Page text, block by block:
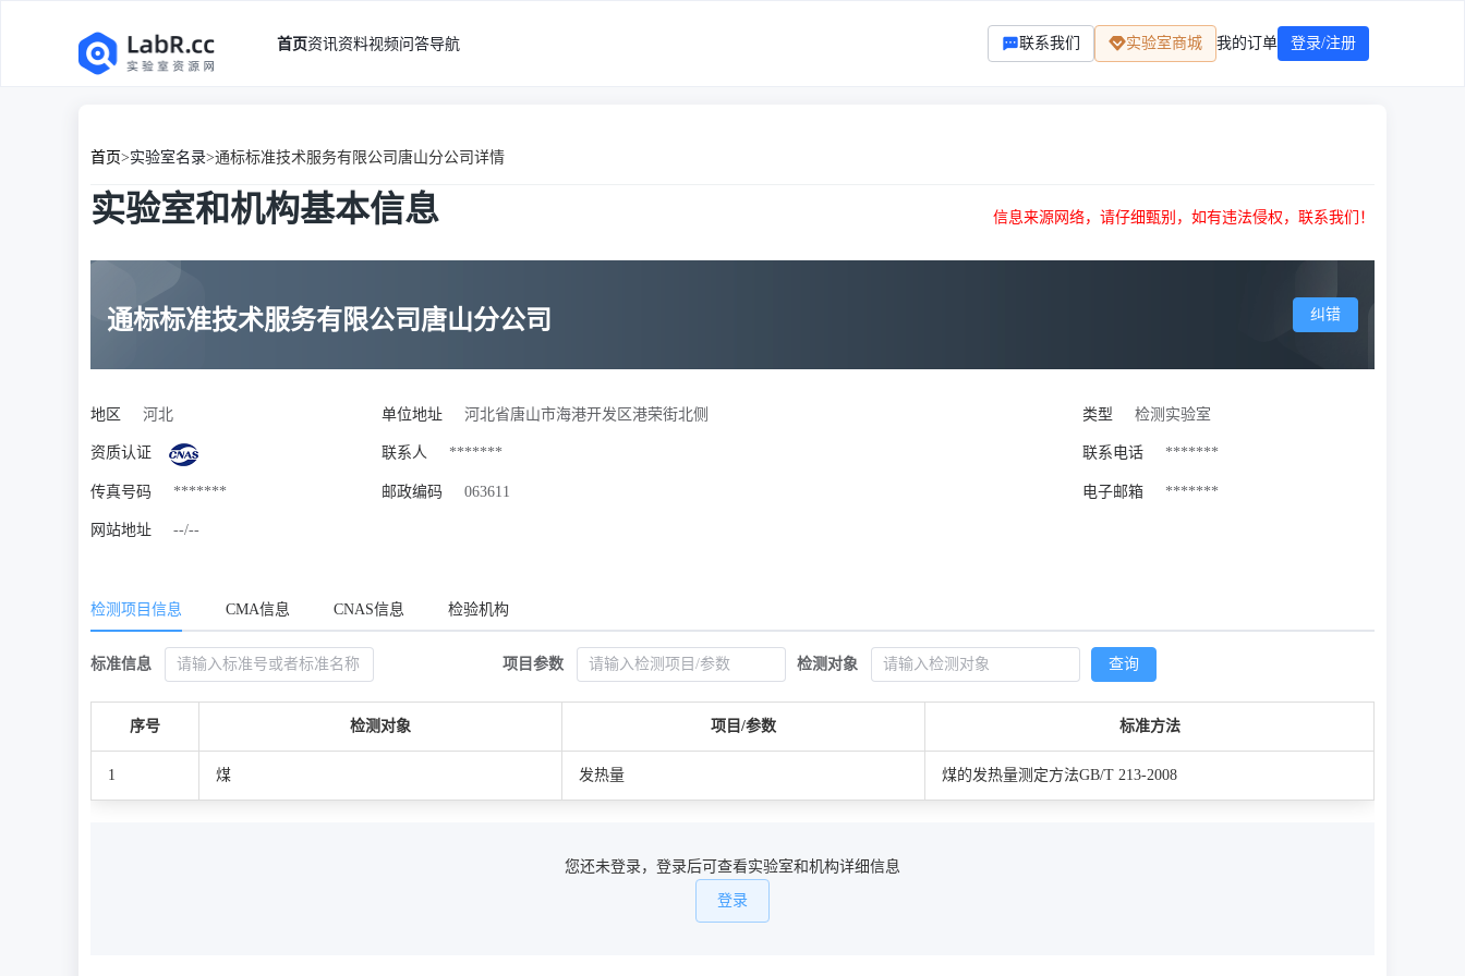
首页资讯资料视频问答导航 联系我们 实验室商城 我的订单 登录/注册
首页>实验室名录>通标标准技术服务有限公司唐山分公司详情
实验室和机构基本信息 信息来源网络，请仔细甄别，如有违法侵权，联系我们！
通标标准技术服务有限公司唐山分公司 纠错
地区 河北 单位地址 河北省唐山市海港开发区港荣街北侧 类型 检测实验室
资质认证 联系人 ******* 联系电话 *******
传真号码 ******* 邮政编码 063611 电子邮箱 *******
网站地址 --/--
检测项目信息 CMA信息 CNAS信息 检验机构
标准信息 项目参数 检测对象 查询
序号 检测对象 项目/参数 标准方法
1 煤 发热量 煤的发热量测定方法GB/T 213-2008
您还未登录，登录后可查看实验室和机构详细信息
登录